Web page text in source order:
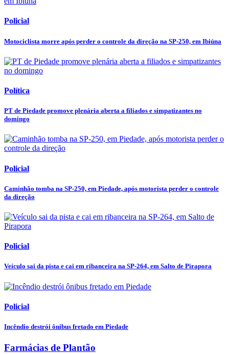
Policial
Motociclista morre após perder o controle da direção na SP-250, em Ibiúna
Política
PT de Piedade promove plenária aberta a filiados e simpatizantes no
domingo
Policial
Caminhão tomba na SP-250, em Piedade, após motorista perder o controle
da direção
Policial
Veículo sai da pista e cai em ribanceira na SP-264, em Salto de Pirapora
Policial
Incêndio destrói ônibus fretado em Piedade
Farmácias de Plantão